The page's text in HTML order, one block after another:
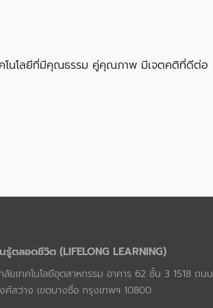
คโนโลยีที่มีคุณธรรม คู่คุณภาพ มีเจตคติที่ดีต่อ
ตลอดชีวิต (LIFELONG LEARNING)
เทคโนโลยีอุตสาหกรรม อาคาร 62 ชั้น 3 1518 ถนน
ศ์สว่าง เขตบางซื่อ กรุงเทพฯ 10800